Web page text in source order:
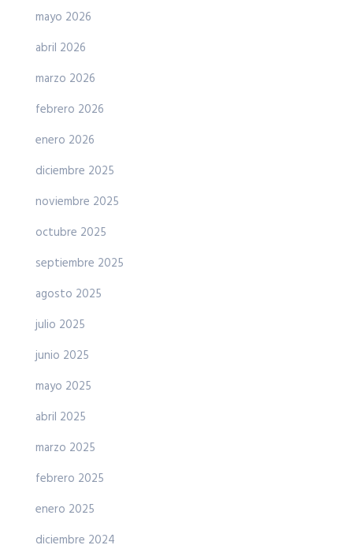
mayo 2026
abril 2026
marzo 2026
febrero 2026
enero 2026
diciembre 2025
noviembre 2025
octubre 2025
septiembre 2025
agosto 2025
julio 2025
junio 2025
mayo 2025
abril 2025
marzo 2025
febrero 2025
enero 2025
diciembre 2024